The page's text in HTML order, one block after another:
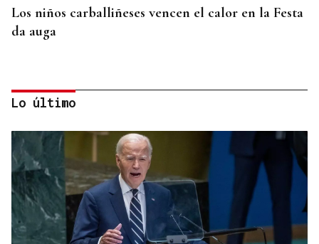
Los niños carballiñeses vencen el calor en la Festa
da auga
ARREDOR DE 300 PERSOAS
Galería | A Festa da Palabra acolle a entrega dos
Premios Ínsua dos Poetas 2026
Lo último